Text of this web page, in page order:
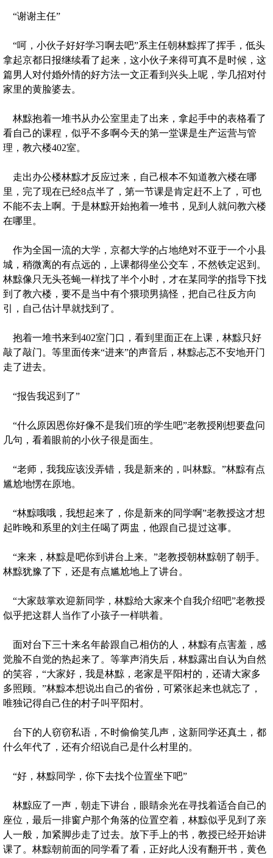
“谢谢主任”
“呵，小伙子好好学习啊去吧”系主任朝林黥挥了挥手，低头
拿起京都日报继续看了起来，这小伙子来得可真不是时候，这
篇男人对付婚外情的好方法一文正看到兴头上呢，学几招对付
家里的黄脸婆去。
林黥抱着一堆书从办公室里走了出来，拿起手中的表格看了
看自己的课程，似乎不多啊今天的第一堂课是生产运营与管
理，教六楼402室。
走出办公楼林黥才反应过来，自己根本不知道教六楼在哪
里，完了现在已经8点半了，第一节课是肯定赶不上了，可也
不能不去上啊。于是林黥开始抱着一堆书，见到人就问教六楼
在哪里。
作为全国一流的大学，京都大学的占地绝对不亚于一个小县
城，稍微离的有点远的，上课都得坐公交车，不然铁定迟到。
林黥像只无头苍蝇一样找了半个小时，才在某同学的指导下找
到了教六楼，要不是当中有个猥琐男搞怪，把自己往反方向
引，自己估计早就找到了。
抱着一堆书来到402室门口，看到里面正在上课，林黥只好
敲了敲门。等里面传来“进来”的声音后，林黥忐忑不安地开门
走了进去。
“报告我迟到了”
“什么原因恩你好像不是我们班的学生吧”老教授刚想要盘问
几句，看着眼前的小伙子很是面生。
“老师，我我应该没弄错，我是新来的，叫林黥。”林黥有点
尴尬地愣在原地。
“林黥哦哦，我想起来了，你是新来的同学啊”老教授这才想
起昨晚和系里的刘主任喝了两盅，他跟自己提过这事。
“来来，林黥是吧你到讲台上来。”老教授朝林黥朝了朝手。
林黥犹豫了下，还是有点尴尬地上了讲台。
“大家鼓掌欢迎新同学，林黥给大家来个自我介绍吧”老教授
似乎把这群人当作了小孩子一样哄着。
面对台下三十来名年龄跟自己相仿的人，林黥有点害羞，感
觉脸不自觉的热起来了。等掌声消失后，林黥露出自认为自然
的笑容，“大家好，我是林黥，老家是平阳村的，还请大家多
多照顾。”林黥本想说出自己的省份，可紧张起来也就忘了，
唯独记得自己住的村子叫平阳村。
台下的人窃窃私语，不时偷偷笑几声，这新同学还真土，都
什么年代了，还有介绍说自己是什么村里的。
“好，林黥同学，你下去找个位置坐下吧”
林黥应了一声，朝走下讲台，眼睛余光在寻找着适合自己的
座位，最后一排窗户那个角落的位置空着，林黥似乎见到了亲
人一般，加紧脚步走了过去。放下手上的书，教授已经开始讲
课了。林黥朝前面的同学看了看，正好此人没有翻开书，黄色